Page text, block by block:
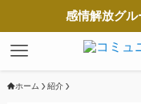
感情解放グル
ホーム 紹介